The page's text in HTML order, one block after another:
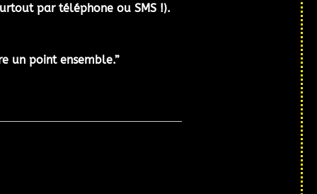
par téléphone ou SMS !).
un point ensemble.”